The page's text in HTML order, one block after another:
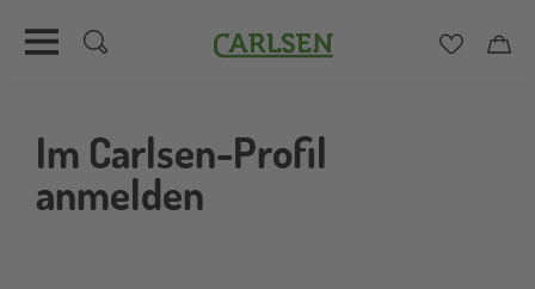
Carlsen
Im Carlsen-Profil
anmelden